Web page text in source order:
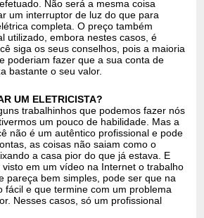
Não será a mesma coisa
um interruptor de luz do que para
completa. O preço também
utilizado, embora nestes casos, é
siga os seus conselhos, pois a maioria
poderiam fazer que a sua conta de
bastante o seu valor.
UM ELETRICISTA?
trabalhinhos que podemos fazer nós
um pouco de habilidade. Mas a
não é um autêntico profissional e pode
as coisas não saiam como o
a casa pior do que já estava. E
em um vídeo na Internet o trabalho
pareça bem simples, pode ser que na
fácil e que termine com um problema
Nesses casos, só um profissional